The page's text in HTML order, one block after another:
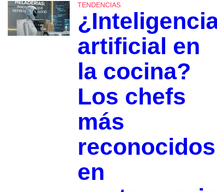
TENDENCIAS
artificial en
la cocina?
Los chefs
más
reconocidos
en